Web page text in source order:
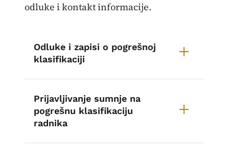
odluke i kontakt informacije.
Odluke i zapisi o pogrešnoj
klasifikaciji
Prijavljivanje sumnje na
pogrešnu klasifikaciju
radnika